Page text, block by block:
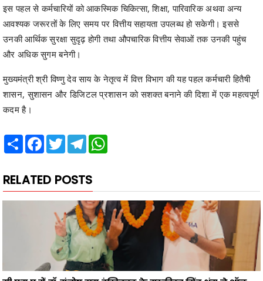
उनकी आर्थिक सुरक्षा सुदृढ़ होगी तथा औपचारिक वित्तीय सेवाओं तक उनकी पहुंच
और अधिक सुगम बनेगी।
मुख्यमंत्री श्री विष्णु देव साय के नेतृत्व में वित्त विभाग की यह पहल कर्मचारी हितैषी
शासन, सुशासन और डिजिटल प्रशासन को सशक्त बनाने की दिशा में एक महत्वपूर्ण
कदम है।
Share
RELATED POSTS
सी एम ए में डॉ. संतोष राय इंस्टिट्यूट के गुरकीरत सिंह भंगू ने ऑल
इंडिया रैंक 04 एवं नवनिधि कोर ने ऑल इंडिया रैंक 40 हासिल किया
News Desk August 07, 2026